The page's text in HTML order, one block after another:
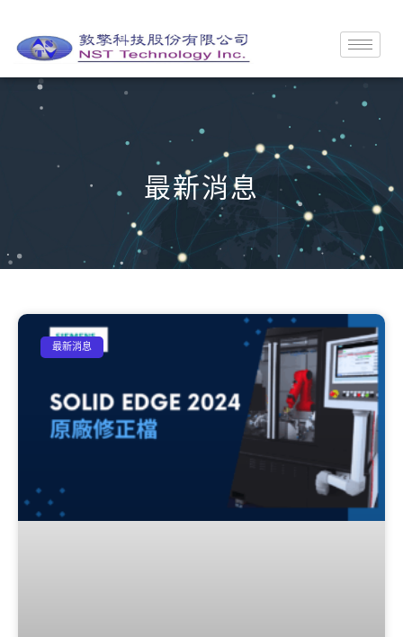
最新消息
最新消息